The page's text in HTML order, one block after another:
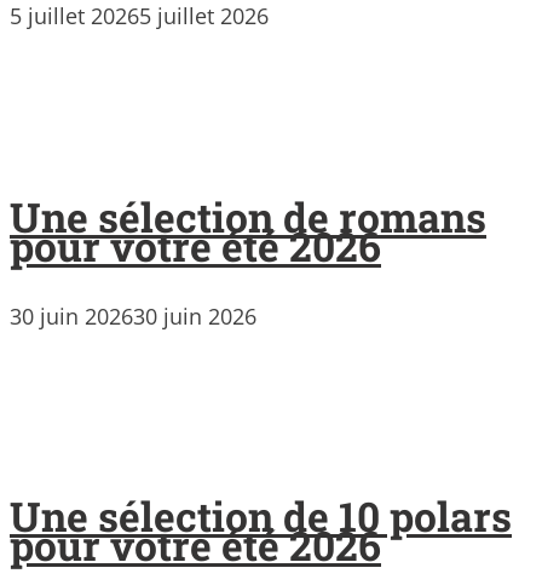
5 juillet 20265 juillet 2026
Une sélection de romans
pour votre été 2026
30 juin 202630 juin 2026
Une sélection de 10 polars
pour votre été 2026